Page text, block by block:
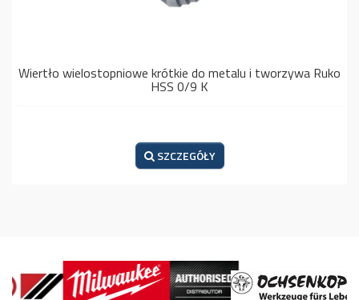
Wiertło wielostopniowe krótkie do metalu i tworzywa Ruko
HSS 0/9 K
SZCZEGÓŁY